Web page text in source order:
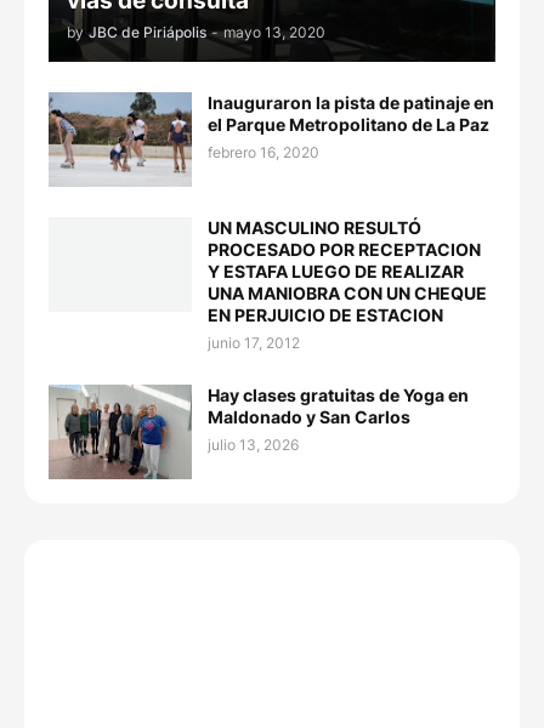
by JBC de Piriápolis - mayo 13, 2020
Inauguraron la pista de patinaje en
el Parque Metropolitano de La Paz
febrero 16, 2020
UN MASCULINO RESULTÓ
PROCESADO POR RECEPTACION
Y ESTAFA LUEGO DE REALIZAR
UNA MANIOBRA CON UN CHEQUE
EN PERJUICIO DE ESTACION
junio 17, 2012
Hay clases gratuitas de Yoga en
Maldonado y San Carlos
julio 13, 2026